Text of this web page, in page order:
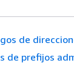
de
de prefijos